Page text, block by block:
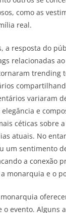
como as
real.
a resposta do
relacionadas
trending
variaram
e
céticas sobre
atuais. No
um sentimento
a conexão
monarquia e o
o evento. Alguns